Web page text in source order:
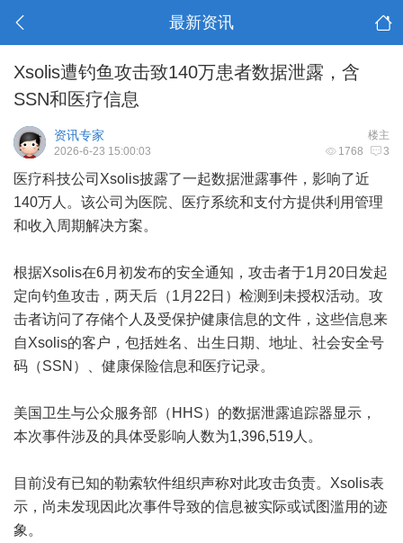
最新资讯
Xsolis遭钓鱼攻击致140万患者数据泄露，含
SSN和医疗信息
楼主
资讯专家
1768 3
2026-6-23 15:00:03
医疗科技公司Xsolis披露了一起数据泄露事件，影响了近
140万人。该公司为医院、医疗系统和支付方提供利用管理
和收入周期解决方案。
根据Xsolis在6月初发布的安全通知，攻击者于1月20日发起
定向钓鱼攻击，两天后（1月22日）检测到未授权活动。攻
击者访问了存储个人及受保护健康信息的文件，这些信息来
自Xsolis的客户，包括姓名、出生日期、地址、社会安全号
码（SSN）、健康保险信息和医疗记录。
美国卫生与公众服务部（HHS）的数据泄露追踪器显示，
本次事件涉及的具体受影响人数为1,396,519人。
目前没有已知的勒索软件组织声称对此攻击负责。Xsolis表
示，尚未发现因此次事件导致的信息被实际或试图滥用的迹
象。